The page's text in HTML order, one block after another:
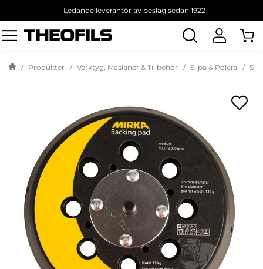
Ledande leverantör av beslag sedan 1922
Sök
produkt
Produkter Verktyg, Maskiner & Tillbehör Slipa & Polera